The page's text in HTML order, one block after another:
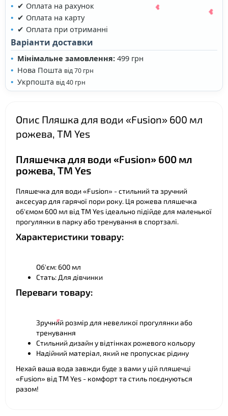
✔ Оплата на рахунок
✔ Оплата на карту
✔ Оплата при отриманні
Варіанти доставки
Мінімальне замовлення: 499 грн
Нова Пошта від 70 грн
Укрпошта від 40 грн
Опис Пляшка для води «Fusion» 600 мл
рожева, ТМ Yes
Пляшечка для води «Fusion» 600 мл
рожева, ТМ Yes
Пляшечка для води «Fusion» - стильний та зручний
аксесуар для гарячої пори року. Ця рожева пляшечка
об'ємом 600 мл від ТМ Yes ідеально підійде для маленької
прогулянки в парку або тренування в спортзалі.
Характеристики товару:
Об'єм: 600 мл
Стать: Для дівчинки
Переваги товару:
Зручний розмір для невеликої прогулянки або
тренування
Стильний дизайн у відтінках рожевого кольору
Надійний матеріал, який не пропускає рідину
Нехай ваша вода завжди буде з вами у цій пляшечці
«Fusion» від ТМ Yes - комфорт та стиль поєднуються
разом!